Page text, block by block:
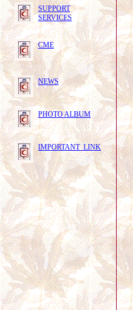
SUPPORT
SERVICES
CME
NEWS
PHOTO ALBUM
IMPORTANT LINK